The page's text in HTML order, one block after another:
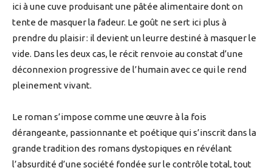
ici à une cuve produisant une pâtée alimentaire dont on
tente de masquer la fadeur. Le goût ne sert ici plus à
prendre du plaisir : il devient un leurre destiné à masquer le
vide. Dans les deux cas, le récit renvoie au constat d’une
déconnexion progressive de l’humain avec ce qui le rend
pleinement vivant.
Le roman s’impose comme une œuvre à la fois
dérangeante, passionnante et poétique qui s’inscrit dans la
grande tradition des romans dystopiques en révélant
l’absurdité d’une société fondée sur le contrôle total, tout